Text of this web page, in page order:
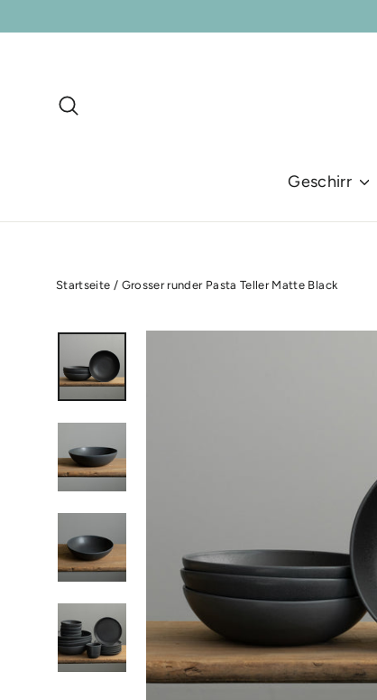
Geschirr
Startseite / Grosser runder Pasta Teller Matte Black